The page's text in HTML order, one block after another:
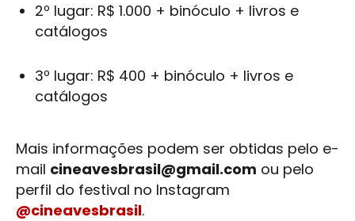
2º lugar: R$ 1.000 + binóculo + livros e
catálogos
3º lugar: R$ 400 + binóculo + livros e
catálogos
Mais informações podem ser obtidas pelo e-
mail cineavesbrasil@gmail.com ou pelo
perfil do festival no Instagram
@cineavesbrasil.